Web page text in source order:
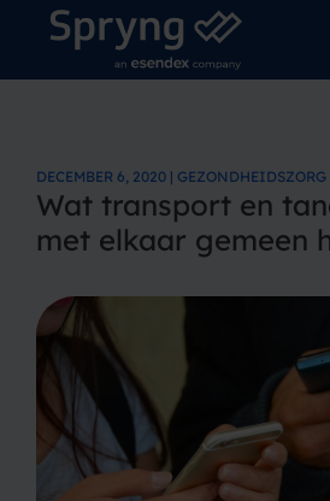
DECEMBER 6, 2020 | GEZONDHEIDSZORG
Wat transport en
met elkaar gemeen